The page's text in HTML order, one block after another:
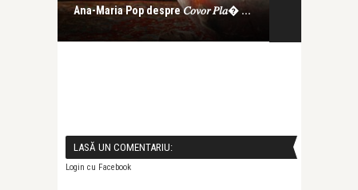
Ana-Maria Pop despre 𝐶𝑜𝑣𝑜𝑟 𝑃𝑙𝑎� ...
LASĂ UN COMENTARIU:
Login cu Facebook